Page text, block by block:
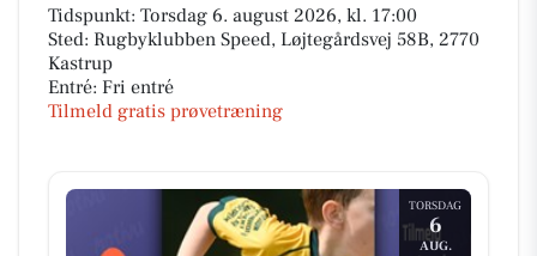
Tidspunkt: Torsdag 6. august 2026, kl. 17:00
Sted: Rugbyklubben Speed, Løjtegårdsvej 58B, 2770
Kastrup
Entré: Fri entré
Tilmeld gratis prøvetræning
TORSDAG
6
AUG.